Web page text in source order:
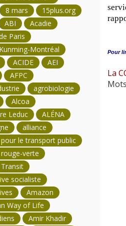
Pour
La
8 mars
15plus.org
ABI
Acadie
Paris
Montréal
ACIDE
AEI
AFPC
agrobiologie
Alcoa
Leduc
ALÉNA
alliance
le transport public
verte
socialiste
Amazon
Way of Life
Amir Khadir